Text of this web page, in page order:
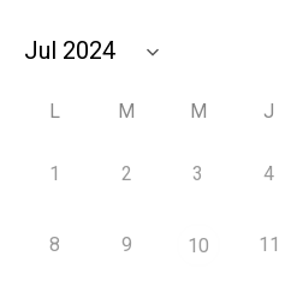
L M M J
1 2 3 4
8 9 10 11